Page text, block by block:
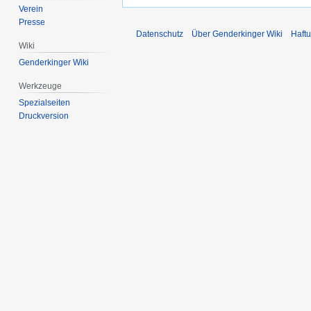
Verein
Presse
Wiki
Genderkinger Wiki
Werkzeuge
Spezialseiten
Druckversion
Datenschutz Über Genderkinger Wiki